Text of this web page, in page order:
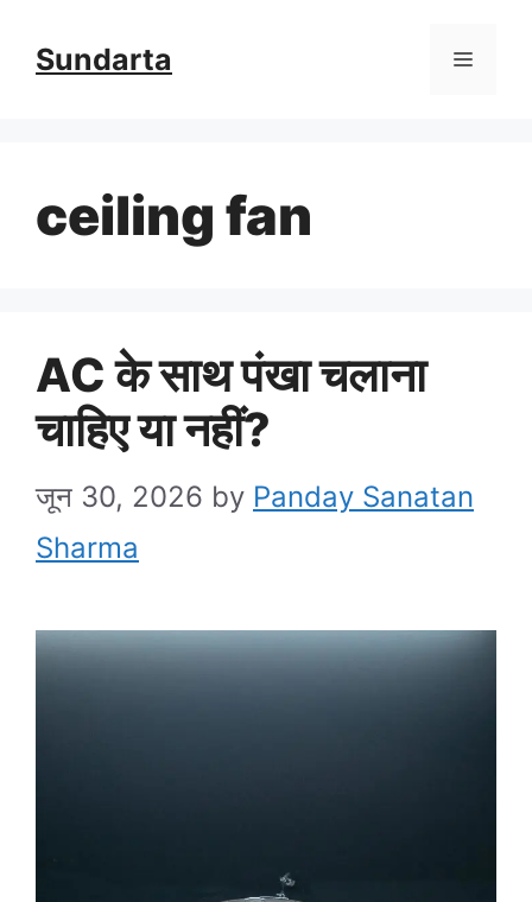
Sundarta Menu
ceiling fan
AC के साथ पंखा चलाना
चाहिए या नहीं?
जून 30, 2026 by Panday Sanatan
Sharma